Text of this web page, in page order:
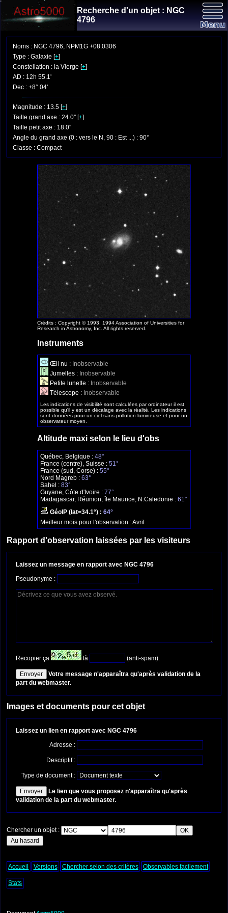
Recherche d'un objet : NGC
4796
Noms : NGC 4796, NPM1G +08.0306
Type : Galaxie [+]
Constellation : la Vierge [+]
AD : 12h 55.1'
Dec : +8° 04'
Magnitude : 13.5 [+]
Taille grand axe : 24.0'' [+]
Taille petit axe : 18.0''
Angle du grand axe (0 : vers le N, 90 : Est ...) : 90°
Classe : Compact
Crédits : Copyright © 1993, 1994 Association of Universities for
Research in Astronomy, Inc. All rights reserved.
Instruments
Œil nu : Inobservable
Jumelles : Inobservable
Petite lunette : Inobservable
Télescope : Inobservable
Les indications de visibilité sont calculées par ordinateur il est
possible qu'il y est un décalage avec la réalité. Les indications
sont données pour un ciel sans pollution lumineuse et pour un
observateur moyen.
Altitude maxi selon le lieu d'obs
Québec, Belgique : 48°
France (centre), Suisse : 51°
France (sud, Corse) : 55°
Nord Magreb : 63°
Sahel : 83°
Guyane, Côte d'Ivoire : 77°
Madagascar, Réunion, île Maurice, N.Caledonie : 61°
GéoIP (lat=34.1°) : 64°
Meilleur mois pour l'observation :Avril
Rapport d'observation laissées par les visiteurs
Laissez un message en rapport avec NGC 4796
Pseudonyme :
Recopier ça là (anti-spam).
Votre message n'apparaîtra qu'après validation de la
part du webmaster.
Images et documents pour cet objet
Laissez un lien en rapport avec NGC 4796
Adresse :
Descriptif :
Type de document :
Le lien que vous proposez n'apparaîtra qu'après
validation de la part du webmaster.
Chercher un objet :
Accueil Versions Chercher selon des critères Observables facilement
Stats